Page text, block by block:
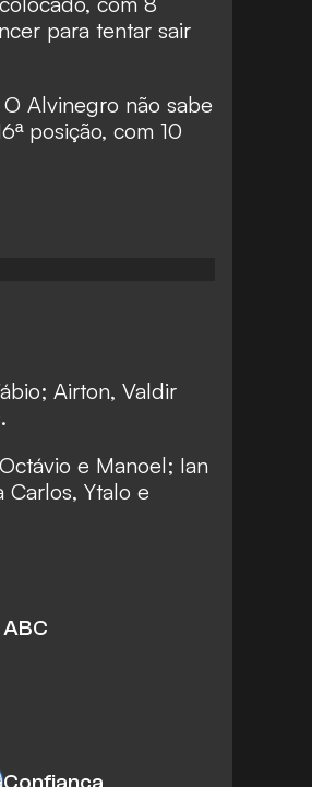
para tentar sair
Alvinegro não sabe
posição, com 10
Airton, Valdir
e Manoel; Ian
Ytalo e
ABC
Confiança